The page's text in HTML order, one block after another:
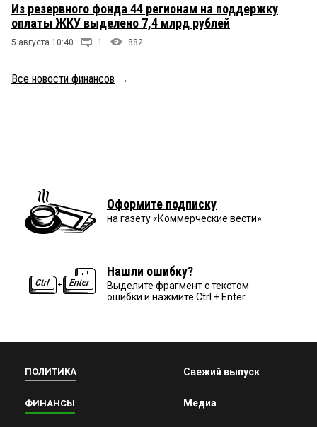
Из резервного фонда 44 регионам на поддержку
оплаты ЖКУ выделено 7,4 млрд рублей
5 августа 10:40 1 882
Все новости финансов →
Оформите подписку
на газету «Коммерческие вести»
Нашли ошибку?
Выделите фрагмент с текстом
ошибки и нажмите Ctrl + Enter.
ПОЛИТИКА
ФИНАНСЫ
Свежий выпуск
Медиа